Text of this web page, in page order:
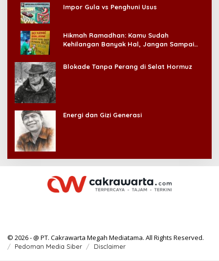
Impor Gula vs Penghuni Usus
Hikmah Ramadhan: Kamu Sudah
Kehilangan Banyak Hal, Jangan Sampai
Blokade Tanpa Perang di Selat Hormuz
Energi dan Gizi Generasi
© 2026 - @ PT. Cakrawarta Megah Mediatama. All Rights Reserved.
Pedoman Media Siber Disclaimer